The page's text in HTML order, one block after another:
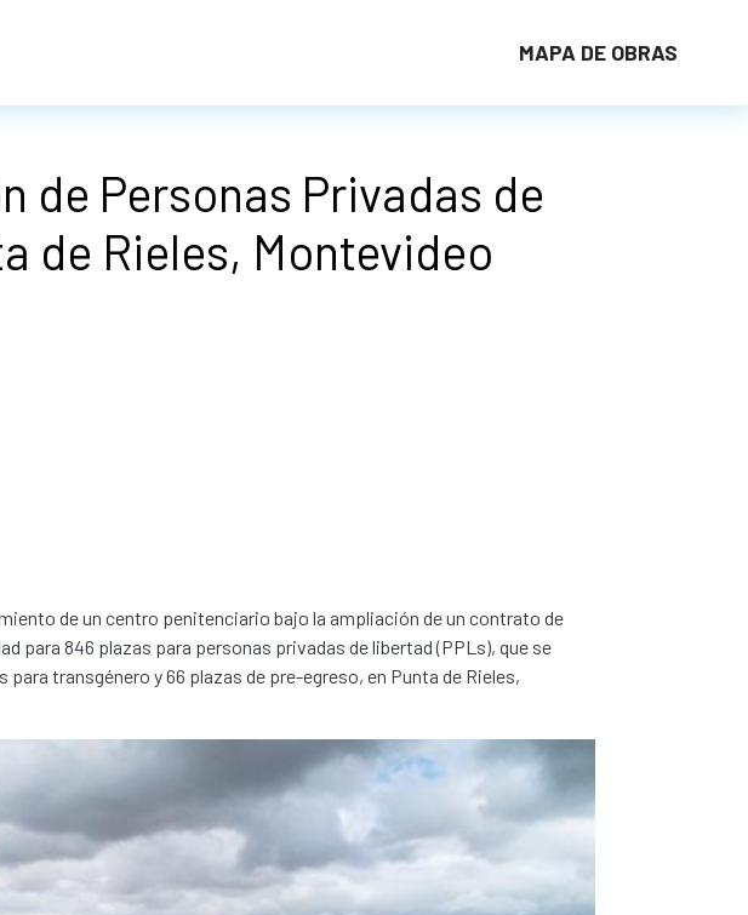
MAPA DE OBRAS
de Personas Privadas de
de Rieles, Montevideo
de un centro penitenciario bajo la ampliación de un contrato de
para 846 plazas para personas privadas de libertad (PPLs), que se
transgénero y 66 plazas de pre-egreso, en Punta de Rieles,